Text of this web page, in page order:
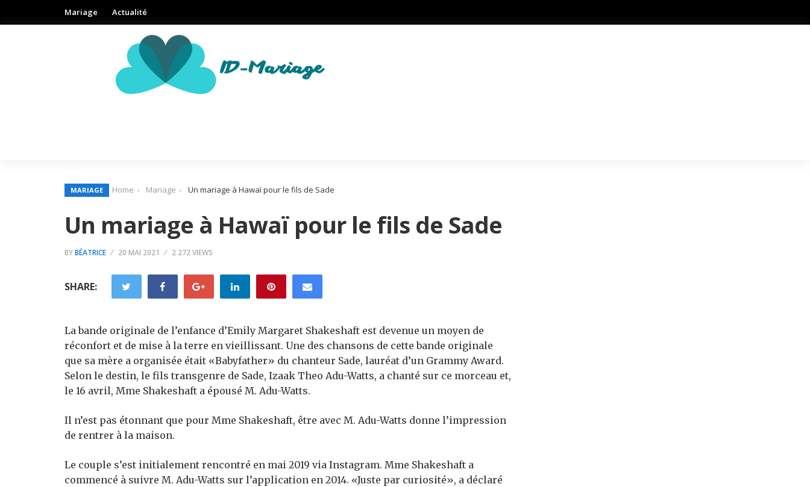
Mariage Actualité
MARIAGE Home Mariage Un mariage à Hawaï pour le fils de Sade
Un mariage à Hawaï pour le fils de Sade
BYBÉATRICE 20 MAI 2021 2 272 VIEWS
SHARE:
La bande originale de l’enfance d’Emily Margaret Shakeshaft est devenue un moyen de
réconfort et de mise à la terre en vieillissant. Une des chansons de cette bande originale
que sa mère a organisée était «Babyfather» du chanteur Sade, lauréat d’un Grammy Award.
Selon le destin, le fils transgenre de Sade, Izaak Theo Adu-Watts, a chanté sur ce morceau et,
le 16 avril, Mme Shakeshaft a épousé M. Adu-Watts.
Il n’est pas étonnant que pour Mme Shakeshaft, être avec M. Adu-Watts donne l’impression
de rentrer à la maison.
Le couple s’est initialement rencontré en mai 2019 via Instagram. Mme Shakeshaft a
commencé à suivre M. Adu-Watts sur l’application en 2014. «Juste par curiosité», a déclaré